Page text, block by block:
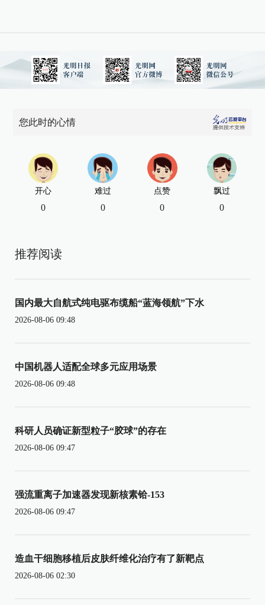
您此时的心情
开心
0
难过
0
点赞
0
飘过
0
推荐阅读
国内最大自航式纯电驱布缆船“蓝海领航”下水
2026-08-06 09:48
中国机器人适配全球多元应用场景
2026-08-06 09:48
科研人员确证新型粒子“胶球”的存在
2026-08-06 09:47
强流重离子加速器发现新核素铪-153
2026-08-06 09:47
造血干细胞移植后皮肤纤维化治疗有了新靶点
2026-08-06 02:30